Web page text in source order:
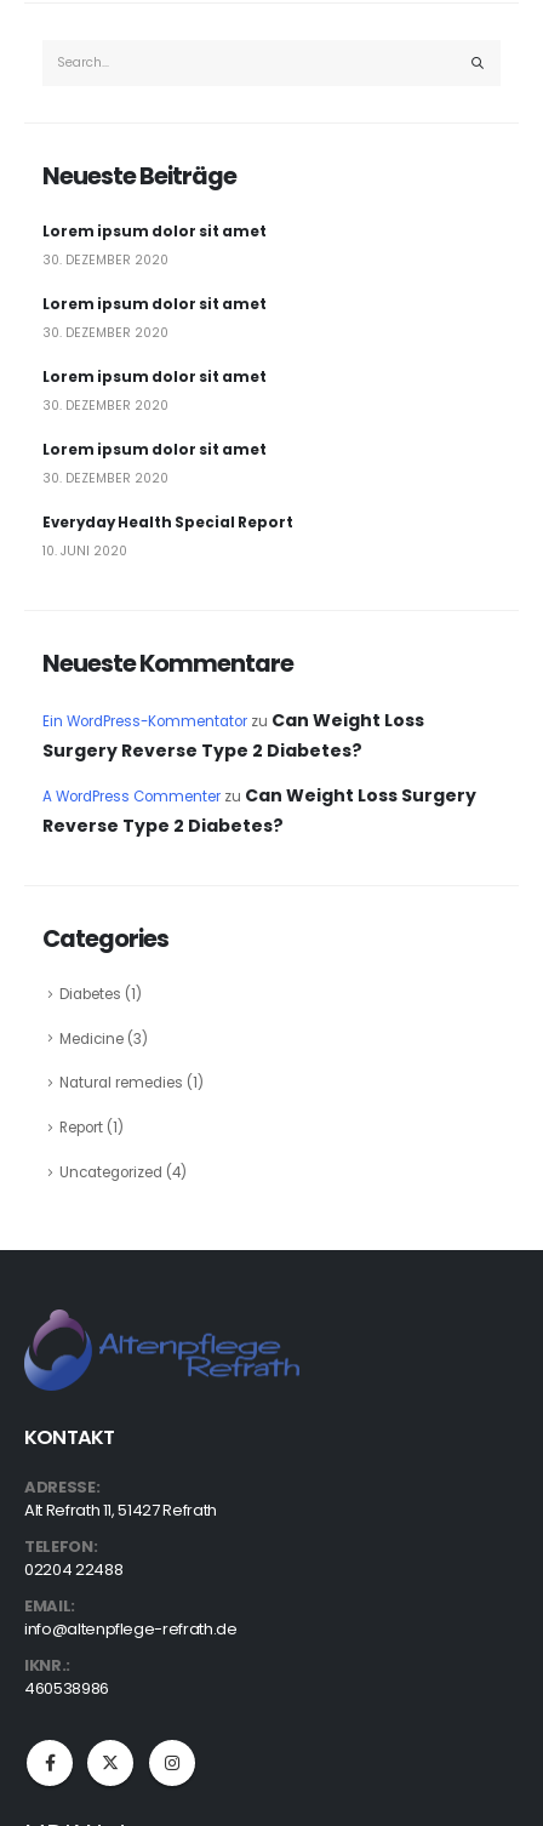
Neueste Beiträge
Lorem ipsum dolor sit amet
30. DEZEMBER 2020
Lorem ipsum dolor sit amet
30. DEZEMBER 2020
Lorem ipsum dolor sit amet
30. DEZEMBER 2020
Lorem ipsum dolor sit amet
30. DEZEMBER 2020
Everyday Health Special Report
10. JUNI 2020
Neueste Kommentare
Ein WordPress-Kommentatorzu Can Weight Loss
Surgery Reverse Type 2 Diabetes?
A WordPress Commenterzu Can Weight Loss Surgery
Reverse Type 2 Diabetes?
Categories
Diabetes (1)
Medicine(3)
Natural remedies (1)
Report(1)
Uncategorized (4)
KONTAKT
ADRESSE:
Alt Refrath 11, 51427 Refrath
TELEFON:
02204 22488
EMAIL:
info@altenpflege-refrath.de
IKNR.:
460538986